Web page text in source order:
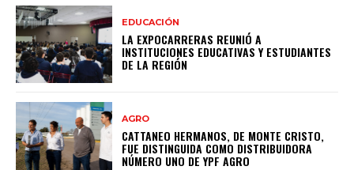
EDUCACIÓN
LA EXPOCARRERAS REUNIÓ A
INSTITUCIONES EDUCATIVAS Y ESTUDIANTES
DE LA REGIÓN
AGRO
CATTANEO HERMANOS, DE MONTE CRISTO,
FUE DISTINGUIDA COMO DISTRIBUIDORA
NÚMERO UNO DE YPF AGRO